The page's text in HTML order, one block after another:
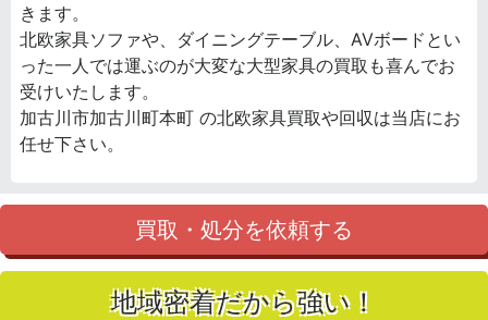
きます。
北欧家具ソファや、ダイニングテーブル、AVボードとい
った一人では運ぶのが大変な大型家具の買取も喜んでお
受けいたします。
加古川市加古川町本町 の北欧家具買取や回収は当店にお
任せ下さい。
買取・処分を依頼する
地域密着だから強い！